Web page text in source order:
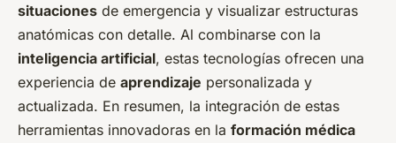
situaciones de emergencia y visualizar estructuras
anatómicas con detalle. Al combinarse con la
inteligencia artificial, estas tecnologías ofrecen una
experiencia de aprendizaje personalizada y
actualizada. En resumen, la integración de estas
herramientas innovadoras en la formación médica